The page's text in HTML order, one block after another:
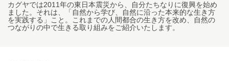
カグヤでは2011年の東日本震災から、自分たちなりに復興を始め
ました。それは、「自然から学び、自然に沿った本来的な生き方
を実践する」こと。これまでの人間都合の生き方を改め、自然の
つながりの中で生きる取り組みをご紹介いたします。